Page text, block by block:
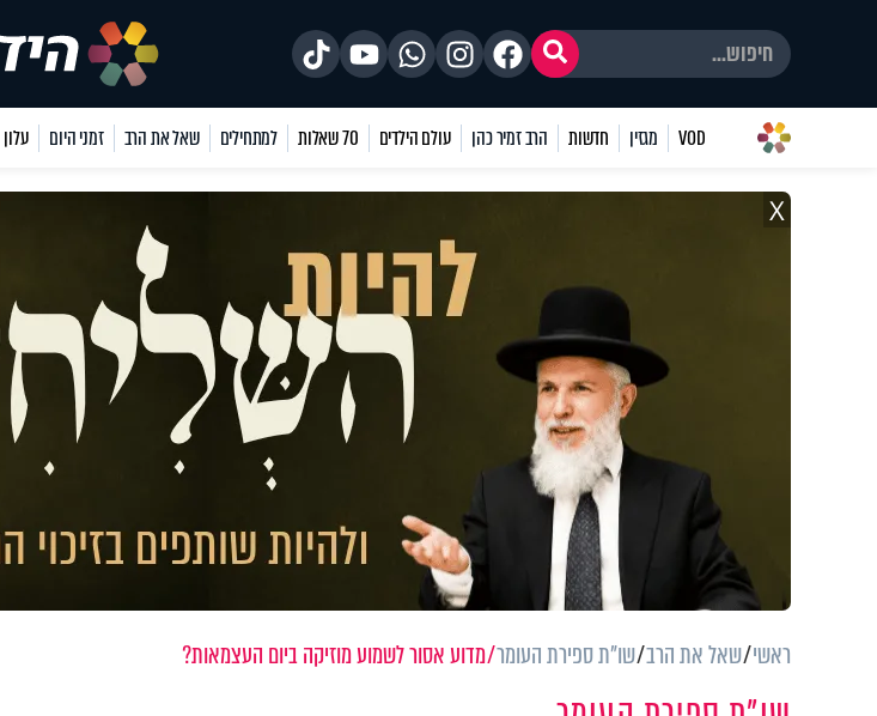
VOD מגזין חדשות הרב זמיר כהן עולם הילדים 70 שאלות למתחילים שאל את הרב זמני היום עלון
X
ראשי שאל את הרב שו"ת ספירת העומר מדוע אסור לשמוע מוזיקה ביום העצמאות?